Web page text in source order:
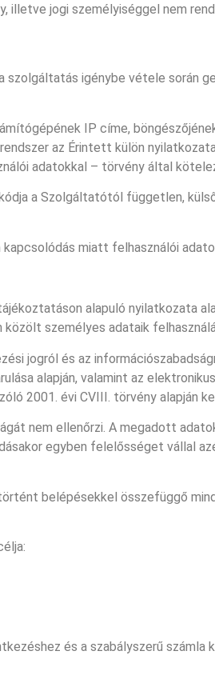
illetve jogi személyiséggel nem
igénybe vétele során
IP címe,
az Érintett külön
adatokkal – törvény által
a Szolgáltatótól független,
miatt felhasználói
alapuló nyilatkozata
személyes adataik
jogról és az
alapján, valamint az
2001. évi CVIII. törvény alapján
nem ellenőrzi. A megadott
egyben felelősséget vállal
belépésekkel összefüggő
és a szabályszerű számla